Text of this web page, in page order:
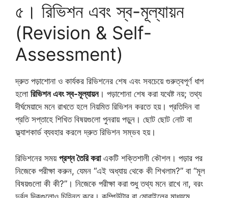
৫। রিভিশন এবং স্ব-মূল্যায়ন
(Revision & Self-
Assessment)
দ্রুত পড়াশোনা ও কার্যকর রিভিশনের শেষ এবং সবচেয়ে গুরুত্বপূর্ণ ধাপ
হলো রিভিশন এবং স্ব-মূল্যায়ন। পড়াশোনা শেষ করা যথেষ্ট নয়; তথ্য
দীর্ঘমেয়াদে মনে রাখতে হলে নিয়মিত রিভিশন করতে হয়। প্রতিদিন বা
প্রতি সপ্তাহে শিখিত বিষয়গুলো পুনরায় পড়ুন। ছোট ছোট নোট বা
ফ্ল্যাশকার্ড ব্যবহার করলে দ্রুত রিভিশন সম্ভব হয়।
রিভিশনের সময় প্রশ্ন তৈরি করাএকটি শক্তিশালী কৌশল। পড়ার পর
নিজেকে পরীক্ষা করুন, যেমন “এই অধ্যায় থেকে কী শিখলাম?” বা “মূল
বিষয়গুলো কী কী?”। নিজেকে পরীক্ষা করা শুধু তথ্য মনে রাখে না, বরং